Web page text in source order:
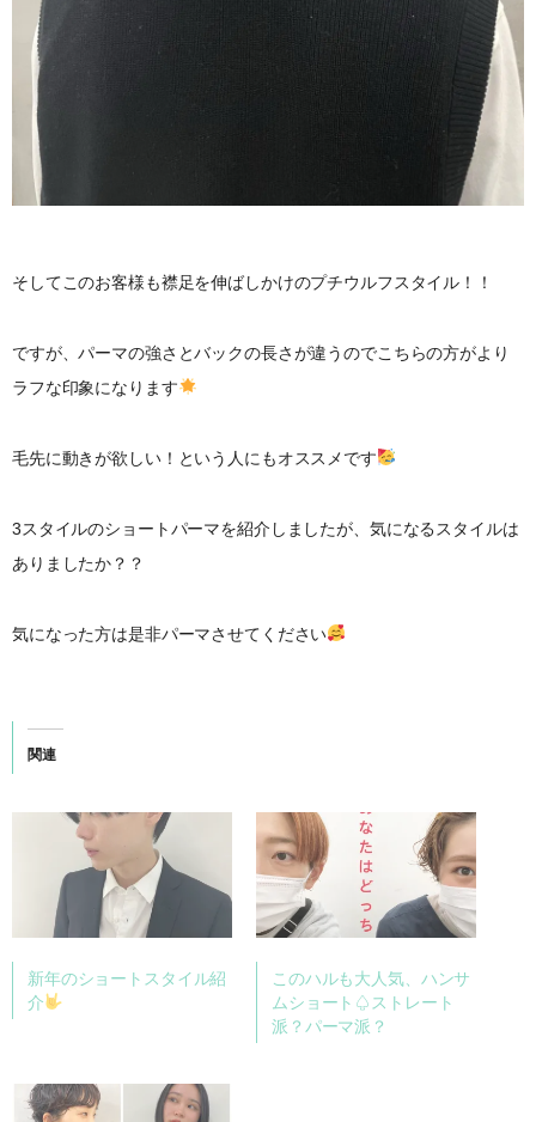
そしてこのお客様も襟足を伸ばしかけのプチウルフスタイル！！
ですが、パーマの強さとバックの長さが違うのでこちらの方がより
ラフな印象になります
毛先に動きが欲しい！という人にもオススメです
3スタイルのショートパーマを紹介しましたが、気になるスタイルは
ありましたか？？
気になった方は是非パーマさせてください
関連
新年のショートスタイル紹
介
このハルも大人気、ハンサ
ムショート♤ストレート
派？パーマ派？